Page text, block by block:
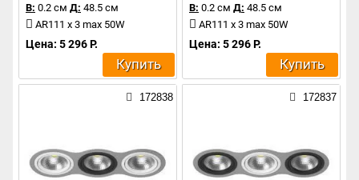
В: 0.2 см Д: 48.5 см
AR111 x 3 max 50W
Цена: 5 296 Р.
Купить
В: 0.2 см Д: 48.5 см
AR111 x 3 max 50W
Цена: 5 296 Р.
Купить
172838 172837